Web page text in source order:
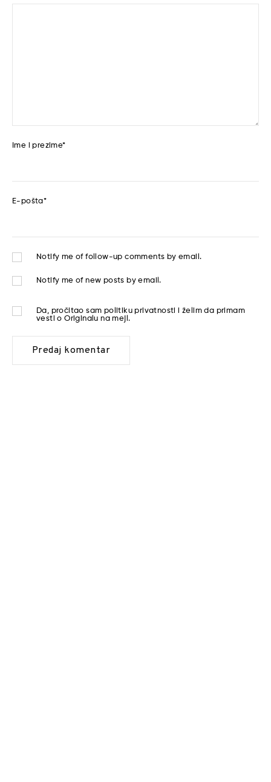
Ime i prezime*
E-pošta*
Notify me of follow-up comments by email.
Notify me of new posts by email.
Da, pročitao sam politiku privatnosti
i želim da primam
vesti o Originalu na mejl.